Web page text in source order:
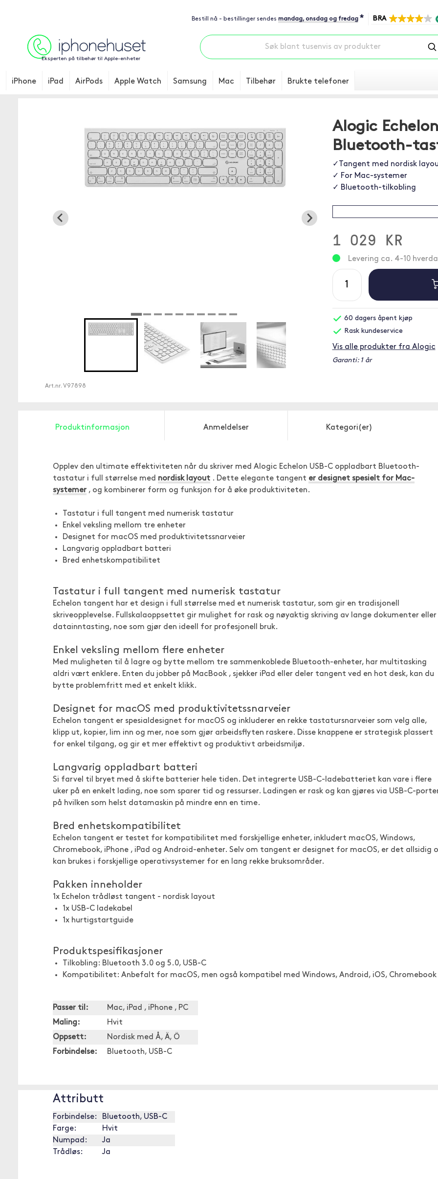
Bestill nå - bestillinger sendes mandag, onsdag og fredag * BRA
Eksperten på tilbehør til Apple-enheter
iPhone iPad AirPods Apple Watch Samsung Mac Tilbehør Brukte telefoner
Art.nr. V97898
Alogic
Bluetooth-
✓Tangent med nordisk
✓ For Mac-systemer
✓ Bluetooth-tilkobling
1 029 KR
Levering ca. 4-10
60 dagers åpent kjøp
Rask kundeservice
Vis alle produkter fra Alogic
Garanti: 1 år
Produktinformasjon Anmeldelser Kategori(er)
Opplev den ultimate effektiviteten når du skriver med Alogic Echelon USB-C oppladbart Bluetooth-
tastatur i full størrelse med nordisk layout . Dette elegante tangent er designet spesielt for Mac-
systemer , og kombinerer form og funksjon for å øke produktiviteten.
Tastatur i full tangent med numerisk tastatur
Enkel veksling mellom tre enheter
Designet for macOS med produktivitetssnarveier
Langvarig oppladbart batteri
Bred enhetskompatibilitet
Tastatur i full tangent med numerisk tastatur
Echelon tangent har et design i full størrelse med et numerisk tastatur, som gir en tradisjonell
skriveopplevelse. Fullskalaoppsettet gir mulighet for rask og nøyaktig skriving av lange dokumenter eller
datainntasting, noe som gjør den ideell for profesjonell bruk.
Enkel veksling mellom flere enheter
Med muligheten til å lagre og bytte mellom tre sammenkoblede Bluetooth-enheter, har multitasking
aldri vært enklere. Enten du jobber på MacBook , sjekker iPad eller deler tangent ved en hot desk, kan du
bytte problemfritt med et enkelt klikk.
Designet for macOS med produktivitetssnarveier
Echelon tangent er spesialdesignet for macOS og inkluderer en rekke tastatursnarveier som velg alle,
klipp ut, kopier, lim inn og mer, noe som gjør arbeidsflyten raskere. Disse knappene er strategisk plassert
for enkel tilgang, og gir et mer effektivt og produktivt arbeidsmiljø.
Langvarig oppladbart batteri
Si farvel til bryet med å skifte batterier hele tiden. Det integrerte USB-C-ladebatteriet kan vare i flere
uker på en enkelt lading, noe som sparer tid og ressurser. Ladingen er rask og kan gjøres via USB-C-
på hvilken som helst datamaskin på mindre enn en time.
Bred enhetskompatibilitet
Echelon tangent er testet for kompatibilitet med forskjellige enheter, inkludert macOS, Windows,
Chromebook, iPhone , iPad og Android-enheter. Selv om tangent er designet for macOS, er det allsidig
kan brukes i forskjellige operativsystemer for en lang rekke bruksområder.
Pakken inneholder
1x Echelon trådløst tangent - nordisk layout
1x USB-C ladekabel
1x hurtigstartguide
Produktspesifikasjoner
Tilkobling: Bluetooth 3.0 og 5.0, USB-C
Kompatibilitet: Anbefalt for macOS, men også kompatibel med Windows, Android, iOS, Chromebook
Passer til:
Mac, iPad , iPhone , PC
Maling:
Hvit
Oppsett:
Nordisk med Å, Ä, Ö
Forbindelse:
Bluetooth, USB-C
Attributt
Forbindelse:
Bluetooth, USB-C
Farge:
Hvit
Numpad:
Ja
Trådløs:
Ja